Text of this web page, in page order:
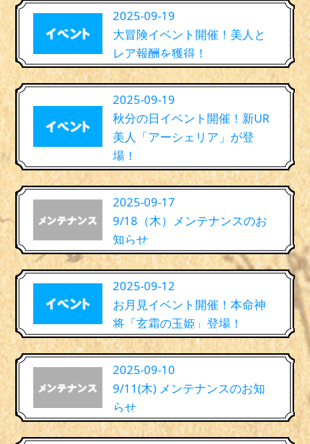
2025-09-19
大冒険イベント開催！美人と
レア報酬を獲得！
2025-09-19
秋分の日イベント開催！新UR
美人「アーシェリア」が登
場！
2025-09-17
9/18（木）メンテナンスのお
知らせ
2025-09-12
お月見イベント開催！本命神
将「玄霜の玉姫」登場！
2025-09-10
9/11(木) メンテナンスのお知
らせ